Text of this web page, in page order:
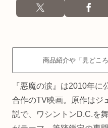
商品紹介や「見どこ
『悪魔の涙』は2010年
合作のTV映画。原作はジ
説で、ワシントンD.C.を